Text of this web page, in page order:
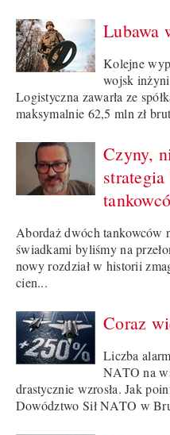
Lubawa
Kolejne
wojsk
Logistyczna zawarła ze
maksymalnie 62,5 mln zł
Czyny,
Abordaż dwóch tankowców
świadkami byliśmy na
nowy rozdział w historii
cien...
Coraz
Liczba
NATO na
drastycznie wzrosła. Jak
Dowództwo Sił NATO w